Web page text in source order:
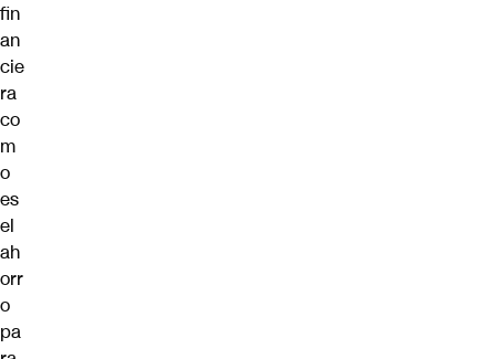
fin
an
cie
ra
co
m
o
es
el
ah
orr
o
pa